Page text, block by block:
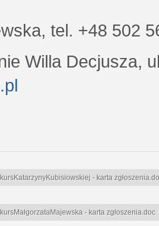
tel. +48 502
Willa Decjusza,
- karta
- karta zgłoszenia.doc